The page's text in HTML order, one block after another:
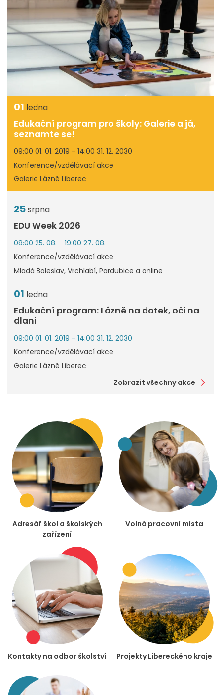
01 ledna
Edukační program pro školy: Galerie a já,
seznamte se!
09:00 01. 01. 2019 - 14:00 31. 12. 2030
Konference/vzdělávací akce
Galerie Lázně Liberec
25srpna
EDU Week 2026
08:00 25. 08. - 19:00 27. 08.
Konference/vzdělávací akce
Mladá Boleslav, Vrchlabí, Pardubice a online
01 ledna
Edukační program: Lázně na dotek, oči na
dlani
09:00 01. 01. 2019 - 14:00 31. 12. 2030
Konference/vzdělávací akce
Galerie Lázně Liberec
Zobrazit všechny akce
Adresář škol a školských
zařízení
Volná pracovní místa
Kontakty na odbor školství Projekty Libereckého kraje